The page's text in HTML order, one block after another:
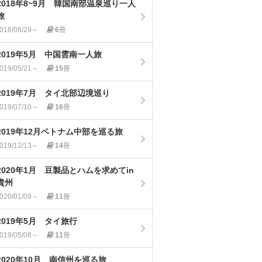
年8~9月 韓国南部温泉巡り一人
08/29～ 6冊
年5月 中国雲南一人旅
05/21～ 15冊
年7月 タイ北部辺境巡り
07/10～ 16冊
年12月ベトナム中部を巡る旅
12/13～ 14冊
年1月 豆製品とハムを求めてin
州
01/09～ 11冊
年5月 タイ旅行
05/08～ 11冊
年10月 南信州を巡る旅